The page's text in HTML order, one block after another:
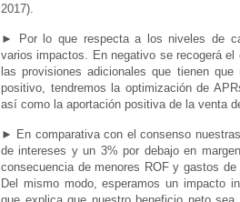
2017).
► Por lo que respecta a los niveles de
varios impactos. En negativo se recogerá
las provisiones adicionales que tienen
positivo, tendremos la optimización de
así como la aportación positiva de la venta
► En comparativa con el consenso
de intereses y un 3% por debajo en
consecuencia de menores ROF y gastos
Del mismo modo, esperamos un impacto